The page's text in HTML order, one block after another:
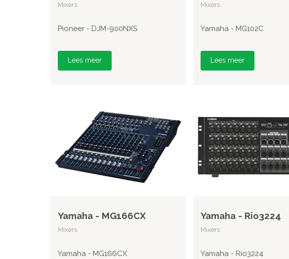
Mixers
Pioneer - DJM-900NXS
Lees meer
Mixers
Yamaha - MG102C
Lees meer
Yamaha - MG166CX
Mixers
Yamaha - MG166CX
Yamaha - Rio3224
Mixers
Yamaha - Rio3224